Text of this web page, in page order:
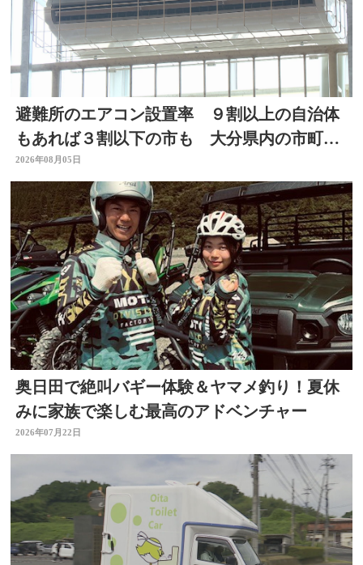
避難所のエアコン設置率 ９割以上の自治体
もあれば３割以下の市も 大分県内の市町村
を調査
2026年08月05日
奥日田で絶叫バギー体験＆ヤマメ釣り！夏休
みに家族で楽しむ最高のアドベンチャー
2026年07月22日